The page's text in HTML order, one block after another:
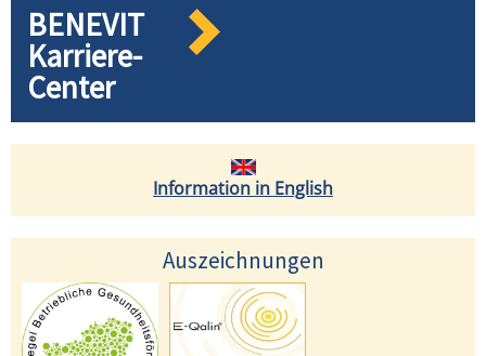
BENEVIT
Karriere-
Center
Information in English
Auszeichnungen